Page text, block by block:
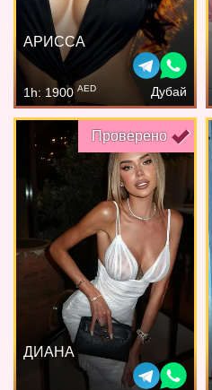
АРИССА
1h: 1900 AED Дубай
Проверено
ДИАНА